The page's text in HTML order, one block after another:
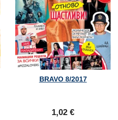
BRAVO 8/2017
1,02 €